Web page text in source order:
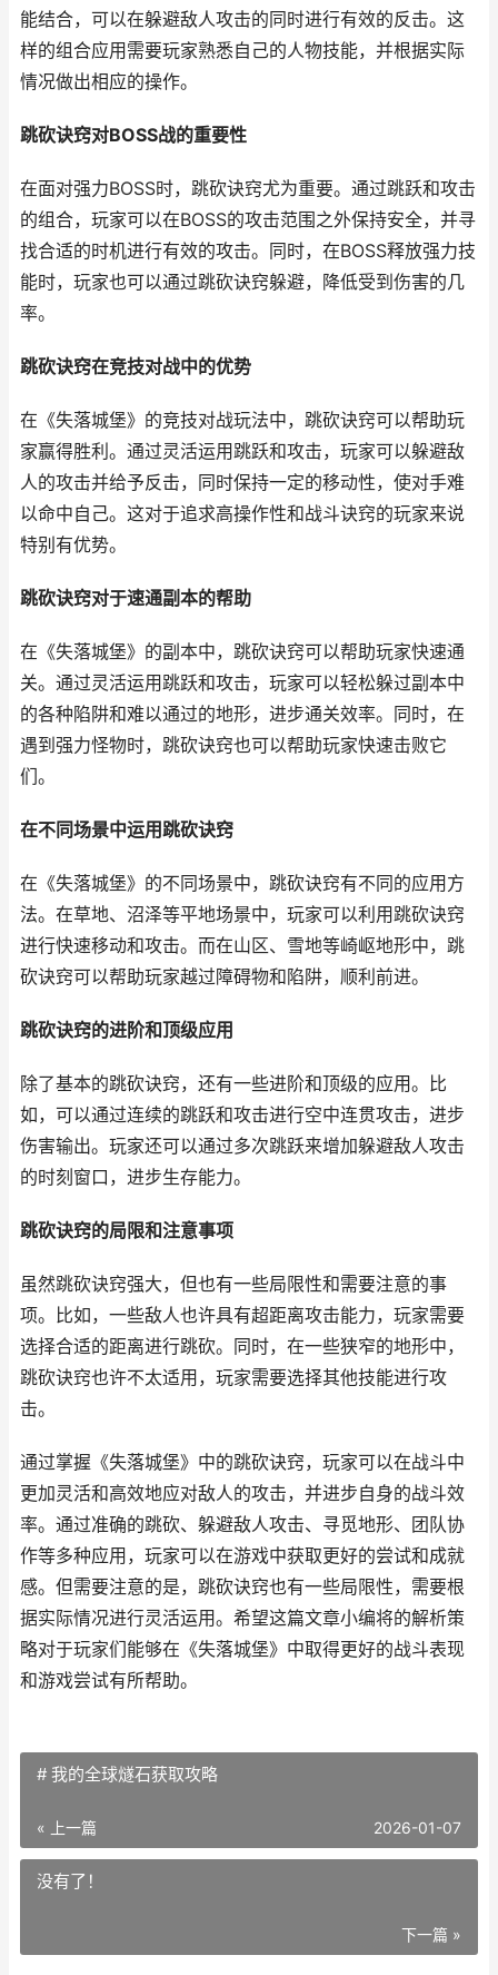
能结合，可以在躲避敌人攻击的同时进行有效的反击。这
样的组合应用需要玩家熟悉自己的人物技能，并根据实际
情况做出相应的操作。
跳砍诀窍对BOSS战的重要性
在面对强力BOSS时，跳砍诀窍尤为重要。通过跳跃和攻击
的组合，玩家可以在BOSS的攻击范围之外保持安全，并寻
找合适的时机进行有效的攻击。同时，在BOSS释放强力技
能时，玩家也可以通过跳砍诀窍躲避，降低受到伤害的几
率。
跳砍诀窍在竞技对战中的优势
在《失落城堡》的竞技对战玩法中，跳砍诀窍可以帮助玩
家赢得胜利。通过灵活运用跳跃和攻击，玩家可以躲避敌
人的攻击并给予反击，同时保持一定的移动性，使对手难
以命中自己。这对于追求高操作性和战斗诀窍的玩家来说
特别有优势。
跳砍诀窍对于速通副本的帮助
在《失落城堡》的副本中，跳砍诀窍可以帮助玩家快速通
关。通过灵活运用跳跃和攻击，玩家可以轻松躲过副本中
的各种陷阱和难以通过的地形，进步通关效率。同时，在
遇到强力怪物时，跳砍诀窍也可以帮助玩家快速击败它
们。
在不同场景中运用跳砍诀窍
在《失落城堡》的不同场景中，跳砍诀窍有不同的应用方
法。在草地、沼泽等平地场景中，玩家可以利用跳砍诀窍
进行快速移动和攻击。而在山区、雪地等崎岖地形中，跳
砍诀窍可以帮助玩家越过障碍物和陷阱，顺利前进。
跳砍诀窍的进阶和顶级应用
除了基本的跳砍诀窍，还有一些进阶和顶级的应用。比
如，可以通过连续的跳跃和攻击进行空中连贯攻击，进步
伤害输出。玩家还可以通过多次跳跃来增加躲避敌人攻击
的时刻窗口，进步生存能力。
跳砍诀窍的局限和注意事项
虽然跳砍诀窍强大，但也有一些局限性和需要注意的事
项。比如，一些敌人也许具有超距离攻击能力，玩家需要
选择合适的距离进行跳砍。同时，在一些狭窄的地形中，
跳砍诀窍也许不太适用，玩家需要选择其他技能进行攻
击。
通过掌握《失落城堡》中的跳砍诀窍，玩家可以在战斗中
更加灵活和高效地应对敌人的攻击，并进步自身的战斗效
率。通过准确的跳砍、躲避敌人攻击、寻觅地形、团队协
作等多种应用，玩家可以在游戏中获取更好的尝试和成就
感。但需要注意的是，跳砍诀窍也有一些局限性，需要根
据实际情况进行灵活运用。希望这篇文章小编将的解析策
略对于玩家们能够在《失落城堡》中取得更好的战斗表现
和游戏尝试有所帮助。
# 我的全球燧石获取攻略
« 上一篇 2026-01-07
没有了！
下一篇 »